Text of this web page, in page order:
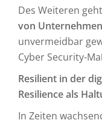
Des Weiteren
von Unternehmen
unvermeidbar
Cyber Security-
Resilient in der
Resilience als
In Zeiten